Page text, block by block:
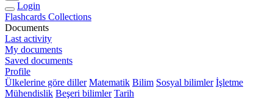
Login
Flashcards Collections
Documents
Last activity
My documents
Saved documents
Profile
Ülkelerine göre diller Matematik Bilim Sosyal bilimler İşletme
Mühendislik Beşeri bilimler Tarih